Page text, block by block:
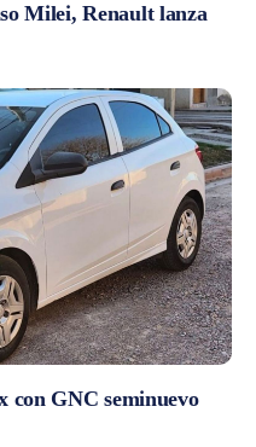
Milei, Renault lanza
GNC seminuevo